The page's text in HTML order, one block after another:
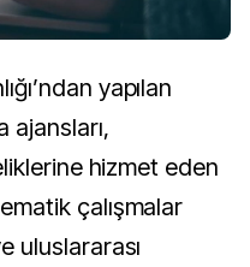
yapılan
ajansları,
hizmet eden
çalışmalar
uluslararası